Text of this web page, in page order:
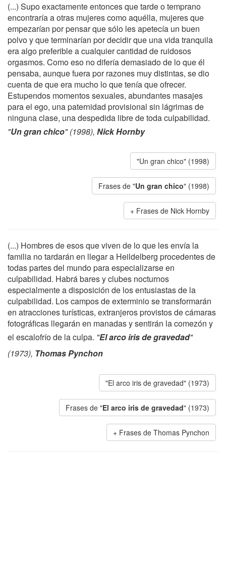
(...) Supo exactamente entonces que tarde o temprano
encontraría a otras mujeres como aquélla, mujeres que
empezarían por pensar que sólo les apetecía un buen
polvo y que terminarían por decidir que una vida tranquila
era algo preferible a cualquier cantidad de ruidosos
orgasmos. Como eso no difería demasiado de lo que él
pensaba, aunque fuera por razones muy distintas, se dio
cuenta de que era mucho lo que tenía que ofrecer.
Estupendos momentos sexuales, abundantes masajes
para el ego, una paternidad provisional sin lágrimas de
ninguna clase, una despedida libre de toda culpabilidad.
"Un gran chico" (1998), Nick Hornby
"Un gran chico" (1998)
Frases de "Un gran chico" (1998)
Frases de Nick Hornby
(...) Hombres de esos que viven de lo que les envía la
familia no tardarán en llegar a Heildelberg procedentes de
todas partes del mundo para especializarse en
culpabilidad. Habrá bares y clubes nocturnos
especialmente a disposición de los entusiastas de la
culpabilidad. Los campos de exterminio se transformarán
en atracciones turísticas, extranjeros provistos de cámaras
fotográficas llegarán en manadas y sentirán la comezón y
el escalofrío de la culpa. "El arco iris de gravedad"
(1973), Thomas Pynchon
"El arco iris de gravedad" (1973)
Frases de "El arco iris de gravedad" (1973)
Frases de Thomas Pynchon